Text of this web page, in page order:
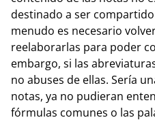
destinado a ser
menudo es necesario
reelaborarlas para poder
embargo, si las
no abuses de ellas. Sería
notas, ya no pudieran
fórmulas comunes o las